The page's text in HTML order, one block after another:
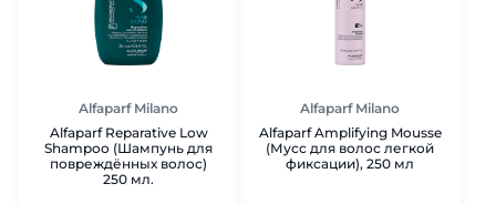
Alfaparf Milano
Alfaparf Reparative Low
Shampoo (Шампунь для
повреждённых волос)
250 мл.
Alfaparf Milano
Alfaparf Amplifying Mousse
(Мусс для волос легкой
фиксации), 250 мл